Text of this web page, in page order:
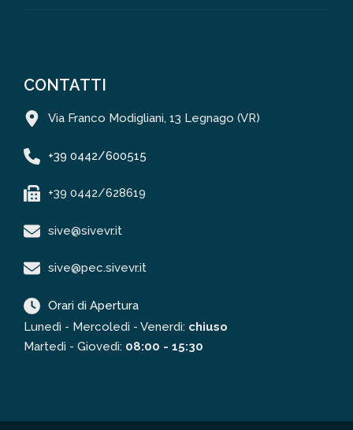
CONTATTI
Via Franco Modigliani, 13 Legnago (VR)
+39 0442/600515
+39 0442/628619
sive@sivevr.it
sive@pec.sivevr.it
Orari di Apertura
Lunedì - Mercoledì - Venerdì: chiuso
Martedì - Giovedì: 08:00 - 15:30